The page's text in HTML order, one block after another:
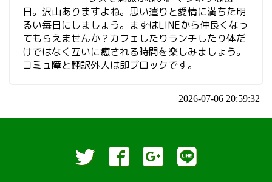
日。沢山ありますよね。思い遣りと愛情に満ちた明
るい毎日にしましょう。まずはLINEから仲良くなっ
てもらえませんか？カフェしたりランチしたり体だ
けではなく互いに癒される時間を楽しみましょう。
コミュ障と翻訳外人は即ブロックです。
2026-07-06 20:59:32